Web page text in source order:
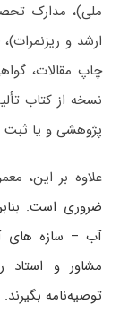
ملی)، مدارک
ارشد و
چاپ مقالات،
نسخه از کتاب
پژوهشی و یا ثبت
علاوه بر این،
ضروری است.
آب – سازه ‌های
مشاور و استاد
توصیه‌نامه بگیرند.